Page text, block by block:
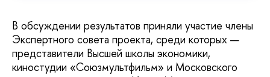
В обсуждении результатов приняли участие члены
Экспертного совета проекта, среди которых —
представители Высшей школы экономики,
киностудии «Союзмультфильм» и Московского